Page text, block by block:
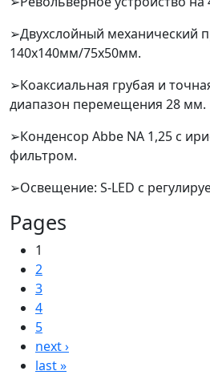
➢Двухслойный механический
140х140мм/75х50мм.
➢Коаксиальная грубая и
диапазон перемещения 28 мм.
➢Конденсор Abbe NA 1,25 с
фильтром.
➢Освещение: S-LED с
Pages
1
2
3
4
5
next ›
last »